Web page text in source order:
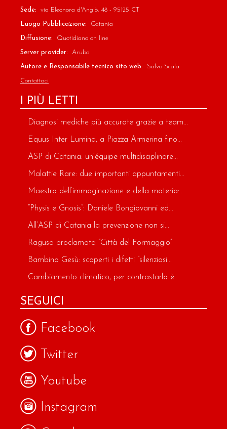
Sede: via Eleonora d'Angiò, 48 - 95125 CT
Luogo Pubblicazione: Catania
Diffusione: Quotidiano on line
Server provider: Aruba
Autore e Responsabile tecnico sito web: Salvo Scala
Contattaci
I PIÙ LETTI
Diagnosi mediche più accurate grazie a team...
Equus Inter Lumina, a Piazza Armerina fino...
ASP di Catania: un’équipe multidisciplinare...
Malattie Rare: due importanti appuntamenti...
Maestro dell’immaginazione e della materia:...
“Physis e Gnosis”: Daniele Bongiovanni ed...
All’ASP di Catania la prevenzione non si...
Ragusa proclamata “Città del Formaggio”
Bambino Gesù: scoperti i difetti “silenziosi...
Cambiamento climatico, per contrastarlo è...
SEGUICI
Facebook
Twitter
Youtube
Instagram